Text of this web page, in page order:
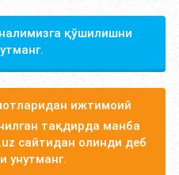
қўшилишни
ижтимоий
тақдирда манба
сайтидан олинди деб
унутманг.